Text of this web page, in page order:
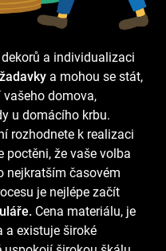
a individualizaci
a mohou se stát,
domova,
u domácího krbu.
rozhodnete k realizaci
poctěni, že vaše volba
nejkratším časovém
je nejlépe začít
Cena materiálu, je
a existuje široké